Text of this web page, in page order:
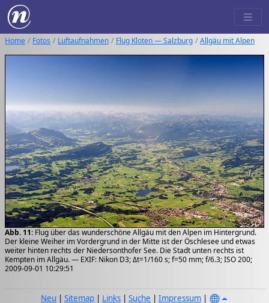
Home Fotos Luftaufnahmen Flug Kloten — Salzburg Allgäu mit Alpen
Abb. 11: Flug über das wunderschöne Allgäu mit den Alpen im Hintergrund.
Der kleine Weiher im Vordergrund in der Mitte ist der Öschlesee und etwas
weiter hinten rechts der Niedersonthofer See. Die Stadt unten rechts ist
Kempten im Allgäu. — EXIF: Nikon D3; Δt=1/160 s; f=50 mm; f/6.3; ISO 200;
2009-09-01 10:29:51
Neu |Sitemap | Links |Suche |Impressum |